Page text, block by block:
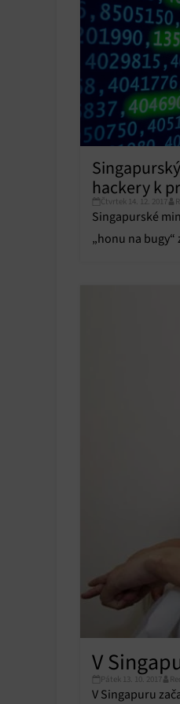
hackery k
ministerstva
Čtvrtek 14. 12. 2017
Singapurské
„honu na bugy“
V
Pátek 13. 10. 2017
V Singapuru